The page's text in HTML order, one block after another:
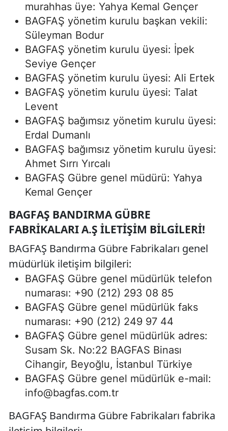
murahhas üye: Yahya Kemal Gençer
BAGFAŞ yönetim kurulu başkan vekili:
Süleyman Bodur
BAGFAŞ yönetim kurulu üyesi: İpek
Seviye Gençer
BAGFAŞ yönetim kurulu üyesi: Ali Ertek
BAGFAŞ yönetim kurulu üyesi: Talat
Levent
BAGFAŞ bağımsız yönetim kurulu üyesi:
Erdal Dumanlı
BAGFAŞ bağımsız yönetim kurulu üyesi:
Ahmet Sırrı Yırcalı
BAGFAŞ Gübre genel müdürü: Yahya
Kemal Gençer
BAGFAŞ BANDIRMA GÜBRE
FABRIKALARI A.Ş İLETIŞIM BILGILERI!
BAGFAŞ Bandırma Gübre Fabrikaları genel
müdürlük iletişim bilgileri:
BAGFAŞ Gübre genel müdürlük telefon
numarası: +90 (212) 293 08 85
BAGFAŞ Gübre genel müdürlük faks
numarası: +90 (212) 249 97 44
BAGFAŞ Gübre genel müdürlük adres:
Susam Sk. No:22 BAGFAS Binası
Cihangir, Beyoğlu, İstanbul Türkiye
BAGFAŞ Gübre genel müdürlük e-mail:
info@bagfas.com.tr
BAGFAŞ Bandırma Gübre Fabrikaları fabrika